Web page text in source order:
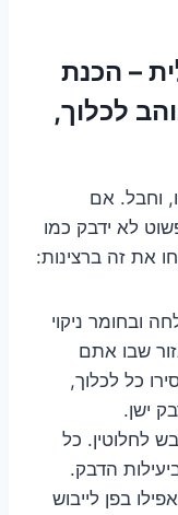
– הכנת
לכלוך,
וחבל. אם
לא ידבק כמו
את זה ברצינות:
ובחומר ניקוי
שבו אתם
כל לכלוך,
ישן.
לחלוטין. כל
הדבק.
בפן לייבוש